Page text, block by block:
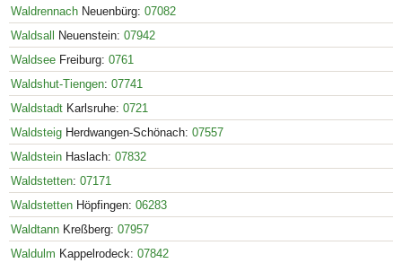
Waldrennach Neuenbürg: 07082
Waldsall
Neuenstein: 07942
Waldsee Freiburg: 0761
Waldshut-Tiengen: 07741
Waldstadt Karlsruhe: 0721
Waldsteig Herdwangen-Schönach: 07557
Waldstein Haslach: 07832
Waldstetten: 07171
Waldstetten Höpfingen: 06283
Waldtann Kreßberg: 07957
Waldulm Kappelrodeck: 07842